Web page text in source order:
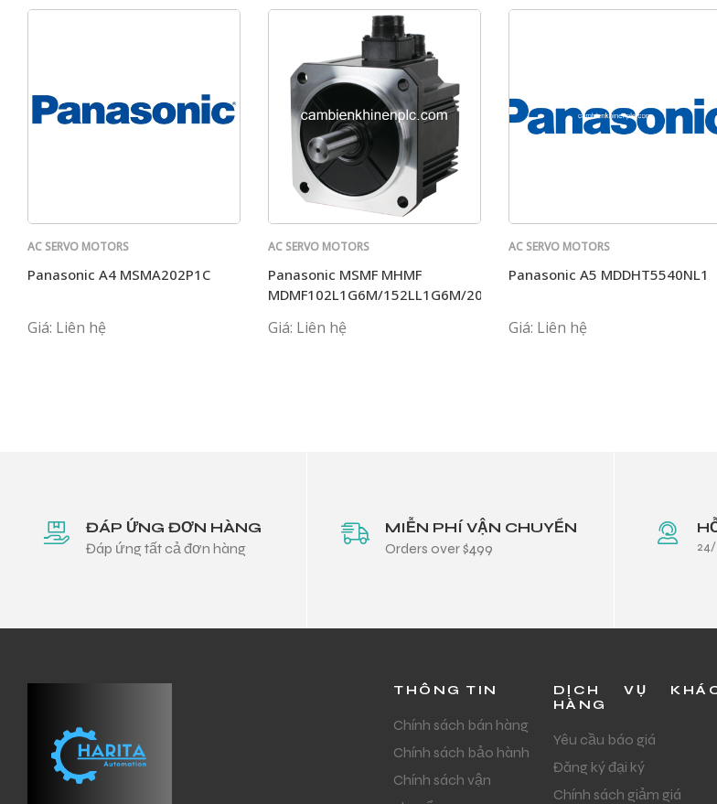
AC SERVO MOTORS
Panasonic A4 MSMA202P1C
Giá: Liên hệ
AC SERVO MOTORS
Panasonic MSMF MHMF
MDMF102L1G6M/152LL1G6M/202L1G6M/L1H6M
Giá: Liên hệ
AC SERVO MOTORS
Panasonic A5 MDDHT5540NL1
Giá: Liên hệ
ĐÁP ỨNG ĐƠN HÀNG
Đáp ứng tất cả đơn hàng
MIỄN PHÍ VẬN CHUYỂN
Orders over $499
THÔNG TIN
Chính sách bán hàng
Chính sách bảo hành
Chính sách vận
DỊCH VỤ
HÀNG
Yêu cầu báo giá
Đăng ký đại ký
Chính sách giảm giá